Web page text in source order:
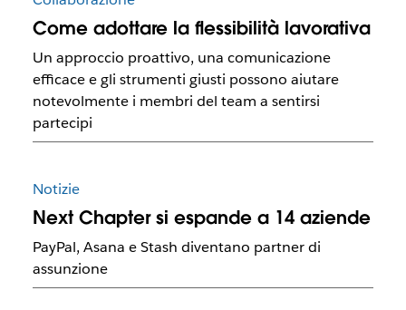
Come adottare la flessibilità lavorativa
Un approccio proattivo, una comunicazione
efficace e gli strumenti giusti possono aiutare
notevolmente i membri del team a sentirsi
partecipi
Notizie
Next Chapter si espande a 14 aziende
PayPal, Asana e Stash diventano partner di
assunzione